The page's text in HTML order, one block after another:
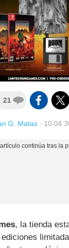
21
G. Matas· 10:04
, la tienda